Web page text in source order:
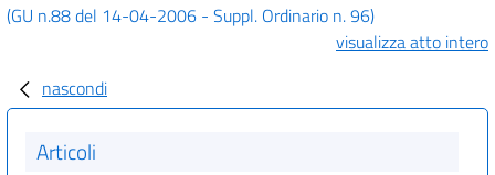
(GU n.88 del 14-04-2006 - Suppl. Ordinario n. 96)
visualizza atto intero
nascondi
Articoli